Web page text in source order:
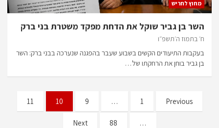
מחוץ לחריש
השר בן גביר שוקל את הדחת מפקד משטרת בני ברק
ח׳ בתמוז ה׳תשפ״ו
בעקבות התיעודים הקשים בשבוע שעבר בהפגנה שנערכה בבני ברק: השר
בן גביר בוחן את הרחקתו של…
Posts
pagination
Previous
1
…
9
10
11
…
88
Next